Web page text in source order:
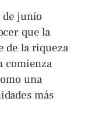
de junio
que la
de la riqueza
comienza
una
más